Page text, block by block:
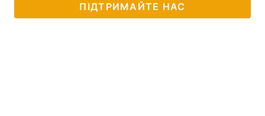
ПІДТРИМАЙТЕ НАС